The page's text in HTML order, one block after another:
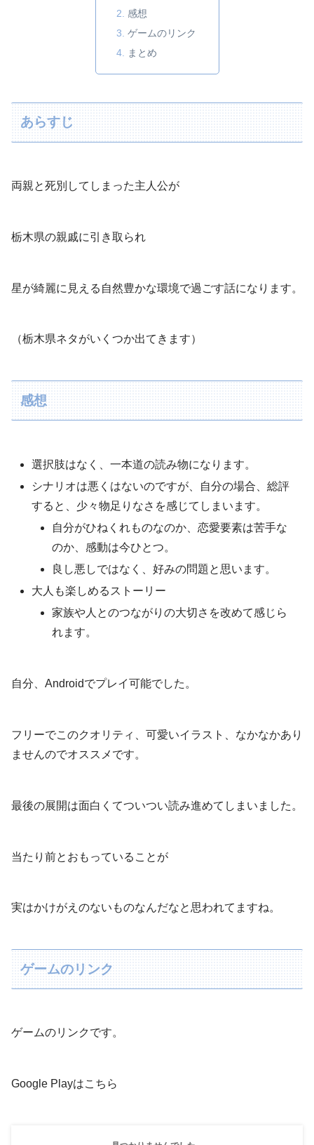
感想
ゲームのリンク
まとめ
あらすじ
両親と死別してしまった主人公が
栃木県の親戚に引き取られ
星が綺麗に見える自然豊かな環境で過ごす話になります。
（栃木県ネタがいくつか出てきます）
感想
選択肢はなく、一本道の読み物になります。
シナリオは悪くはないのですが、自分の場合、総評
すると、少々物足りなさを感じてしまいます。
自分がひねくれものなのか、恋愛要素は苦手な
のか、感動は今ひとつ。
良し悪しではなく、好みの問題と思います。
大人も楽しめるストーリー
家族や人とのつながりの大切さを改めて感じら
れます。
自分、Androidでプレイ可能でした。
フリーでこのクオリティ、可愛いイラスト、なかなかあり
ませんのでオススメです。
最後の展開は面白くてついつい読み進めてしまいました。
当たり前とおもっていることが
実はかけがえのないものなんだなと思われてますね。
ゲームのリンク
ゲームのリンクです。
Google Playはこちら